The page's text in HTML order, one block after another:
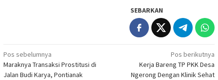
SEBARKAN
Navigasi
pos
Pos sebelumnya
Maraknya Transaksi Prostitusi di
Jalan Budi Karya, Pontianak
Pos berikutnya
Kerja Bareng TP PKK Desa
Ngerong Dengan Klinik Sehat